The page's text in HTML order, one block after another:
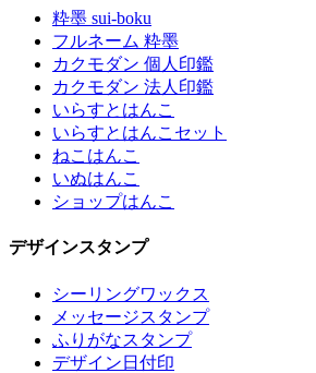
粋墨 sui-boku
フルネーム 粋墨
カクモダン 個人印鑑
カクモダン 法人印鑑
いらすとはんこ
いらすとはんこセット
ねこはんこ
いぬはんこ
ショップはんこ
デザインスタンプ
シーリングワックス
メッセージスタンプ
ふりがなスタンプ
デザイン日付印